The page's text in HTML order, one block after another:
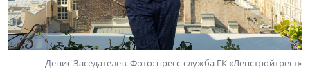
Денис Заседателев. Фото: пресс-служба ГК «Ленстройтрест»